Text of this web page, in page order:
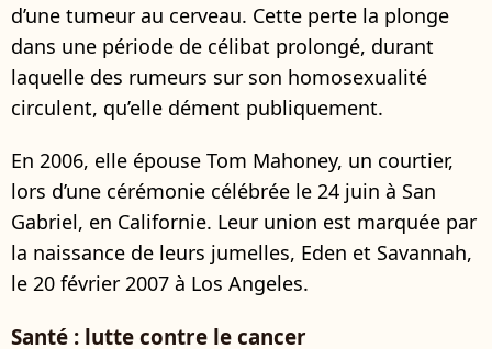
d’une tumeur au cerveau. Cette perte la plonge
dans une période de célibat prolongé, durant
laquelle des rumeurs sur son homosexualité
circulent, qu’elle dément publiquement.
En 2006, elle épouse Tom Mahoney, un courtier,
lors d’une cérémonie célébrée le 24 juin à San
Gabriel, en Californie. Leur union est marquée par
la naissance de leurs jumelles, Eden et Savannah,
le 20 février 2007 à Los Angeles.
Santé : lutte contre le cancer